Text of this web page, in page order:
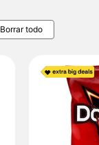
Borrar todo